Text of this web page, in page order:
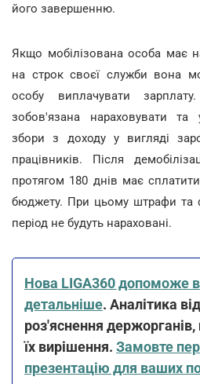
його завершенню.
Якщо мобілізована особа має
на строк своєї служби вона
особу виплачувати
зобов'язана нараховувати та
збори з доходу у вигляді
працівників. Після
протягом 180 днів має
бюджету. При цьому штрафи та
період не будуть нараховані.
Нова LIGA360 допоможе
детальніше. Аналітика
роз'яснення держорганів,
їх вирішення. Замовте
презентацію для ваших